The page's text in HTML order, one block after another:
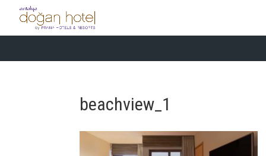
beachview_1